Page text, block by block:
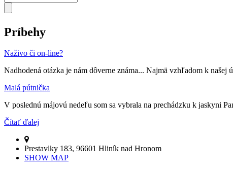
Príbehy
Naživo či on-line?
Nadhodená otázka je nám dôverne známa... Najmä vzhľadom k našej
Malá pútnička
V poslednú májovú nedeľu som sa vybrala na prechádzku k jaskyni
Čítať ďalej
Prestavlky 183, 96601 Hliník nad Hronom
SHOW MAP